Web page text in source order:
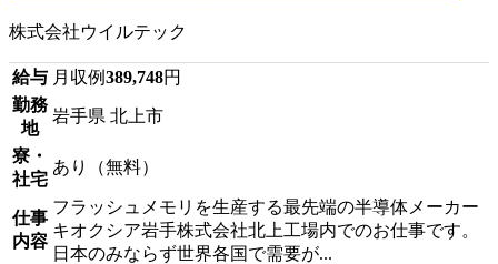
株式会社ウイルテック
給与 月収例389,748円
勤務
地
岩手県 北上市
寮・
社宅
あり（無料）
仕事
内容
フラッシュメモリを生産する最先端の半導体メーカー
キオクシア岩手株式会社北上工場内でのお仕事です。
日本のみならず世界各国で需要が...